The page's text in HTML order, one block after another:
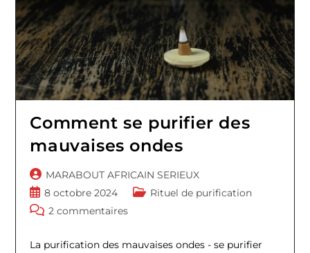
Comment se purifier des
mauvaises ondes
Auteur/autrice
de
la
publication :
MARABOUT AFRICAIN SERIEUX
Publication
publiée :
8 octobre 2024
PostRituel de purification
Commentaires
la
2 commentaires
La purification des mauvaises ondes - se purifier